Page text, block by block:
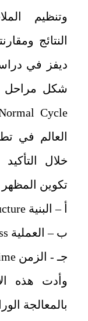
وتنظيم
النتائج
ديفز في
شكل مراحل
Cycle
العالم في
خلال
تكوين
أ – البنية
ب – العملية
جـ - الزمن
وأدت هذه
بالمعالجة